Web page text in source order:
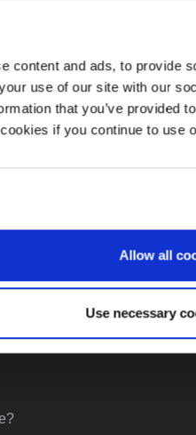
content and ads, to provide
use of our site with our
that you’ve provided
if you continue to use
Allow all
Use necessary